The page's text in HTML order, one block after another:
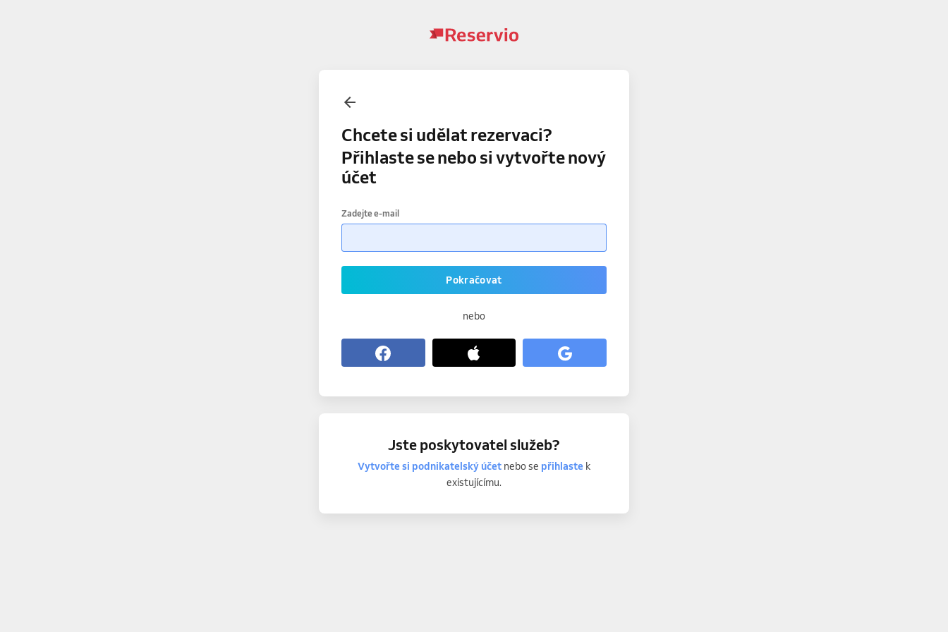
Chcete si udělat rezervaci?
Přihlaste se nebo si vytvořte nový
účet
Zadejte e-mail
Pokračovat
nebo
Jste poskytovatel služeb?
Vytvořte si podnikatelský účetnebo se přihlastek
existujícímu.